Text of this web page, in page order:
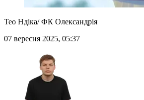
Тео Ндіка/ ФК Олександрія
07 вересня 2025, 05:37